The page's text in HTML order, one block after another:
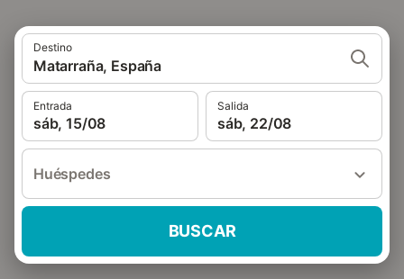
Destino
Matarraña, España
Entrada
sáb, 15/08
Salida
sáb, 22/08
Huéspedes
BUSCAR